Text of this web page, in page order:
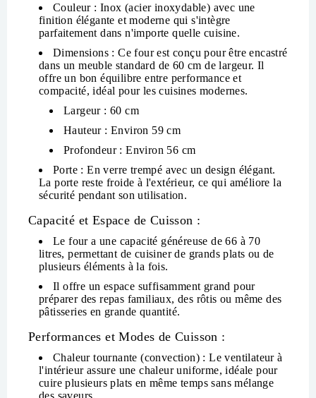
Couleur: Inox (acier inoxydable) avec une
finition élégante et moderne qui s'intègre
parfaitement dans n'importe quelle cuisine.
Dimensions : Ce four est conçu pour être encastré
dans un meuble standard de 60 cm de largeur. Il
offre un bon équilibre entre performance et
compacité, idéal pour les cuisines modernes.
Largeur: 60 cm
Hauteur: Environ 59 cm
Profondeur: Environ 56 cm
Porte : En verre trempé avec un design élégant.
La porte reste froide à l'extérieur, ce qui améliore la
sécurité pendant son utilisation.
Capacité et Espace de Cuisson :
Le four a une capacité généreuse de66 à 70
litres, permettant de cuisiner de grands plats ou de
plusieurs éléments à la fois.
Il offre un espace suffisamment grand pour
préparer des repas familiaux, des rôtis ou même des
pâtisseries en grande quantité.
Performances et Modes de Cuisson :
Chaleur tournante (convection) : Le ventilateur à
l'intérieur assure une chaleur uniforme, idéale pour
cuire plusieurs plats en même temps sans mélange
des saveurs.